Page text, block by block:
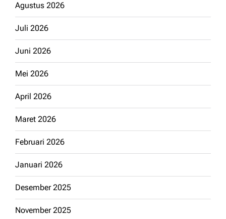
Agustus 2026
Juli 2026
Juni 2026
Mei 2026
April 2026
Maret 2026
Februari 2026
Januari 2026
Desember 2025
November 2025